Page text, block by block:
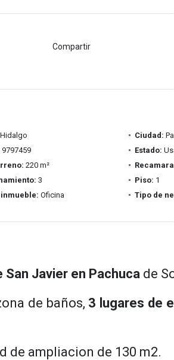
Compartir
Hidalgo Ciudad:
9797459 Estado:
220 m²
3 Piso: 1
Oficina Tipo de
San Javier en Pachuca de
de baños, 3 lugares de
de ampliacion de 130 m2.